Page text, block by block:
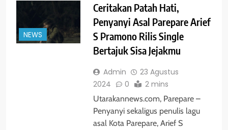
NEWS
Ceritakan Patah Hati,
Penyanyi Asal Parepare Arief
S Pramono Rilis Single
Bertajuk Sisa Jejakmu
Admin
23 Agustus
2024
0 2 mins
Utarakannews.com, Parepare –
Penyanyi sekaligus penulis lagu
asal Kota Parepare, Arief S